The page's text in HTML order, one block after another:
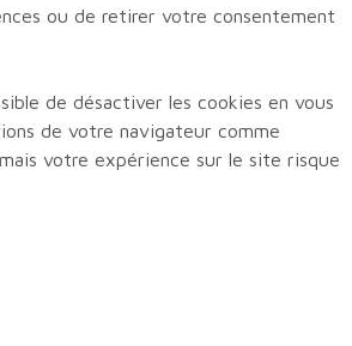
ou de retirer votre consentement
de désactiver les cookies en vous
de votre navigateur comme
votre expérience sur le site risque